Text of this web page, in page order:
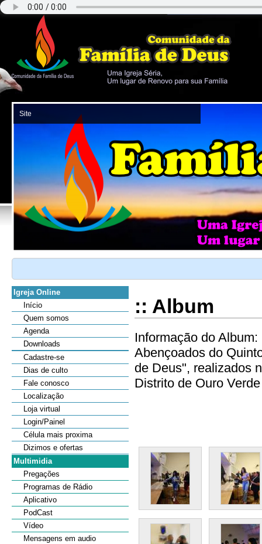
Igreja Online
Início
Quem somos
Agenda
Downloads
Cadastre-se
Dias de culto
Fale conosco
Localização
Loja virtual
Login/Painel
Célula mais proxima
Dizimos e ofertas
Multimidia
Pregações
Programas de Rádio
Aplicativo
PodCast
Vídeo
Mensagens em audio
:: Album
Informação do Album:
Abençoados do
de Deus", realizados
Distrito de Ouro